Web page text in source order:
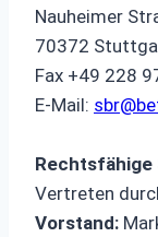
Nauheimer
70372
Fax +49 228
E-Mail:
Vertreten
Vorstand: